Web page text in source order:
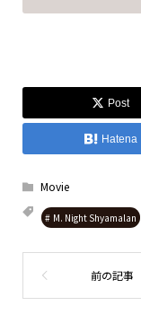
Post
Hatena
Movie
M. Night Shyamalan